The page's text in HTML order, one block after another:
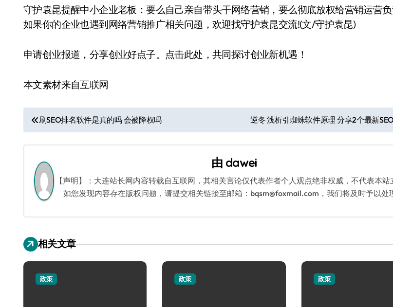
守护袁昆提醒中小企业老板：要么自己亲自带头干网络营销，要么彻底放权给营销运营负
如果你的企业也遇到网络营销推广相关问题，欢迎找守护袁昆交流!(文/守护袁昆)
申请创业报道，分享创业好点子。点击此处，共同探讨创业新机遇！
本文素材来自互联网
文
章
航
刷SEO排名软件是真的吗 会被降权吗 逆冬 浅析引蜘蛛软件原理 分享2个最新
由 dawei
【声明】：大连站长网内容转载自互联网，其相关言论仅代表作者个人观点绝非权威，不代表本站
如您发现内容存在版权问题，请提交相关链接至邮箱：bqsm@foxmail.com，我们将及时予以处
相关文章
政策 政策 政策